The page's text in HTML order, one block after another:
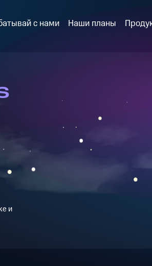
с нами Наши планы
и